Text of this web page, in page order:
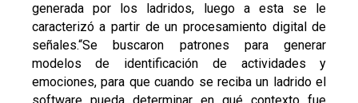
generada por los ladridos, luego a esta se le
caracterizó a partir de un procesamiento digital de
señales.“Se buscaron patrones para generar
modelos de identificación de actividades y
emociones, para que cuando se reciba un ladrido el